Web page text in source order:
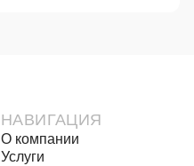
НАВИГАЦИЯ
О компании
Услуги